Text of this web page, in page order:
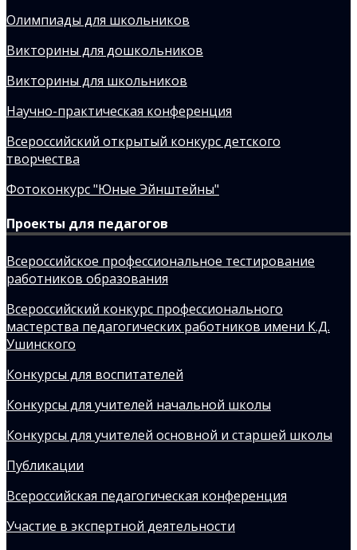
Олимпиады для школьников
Викторины для дошкольников
Викторины для школьников
Научно-практическая конференция
Всероссийский открытый конкурс детского
творчества
Фотоконкурс "Юные Эйнштейны"
Проекты для педагогов
Всероссийское профессиональное тестирование
работников образования
Всероссийский конкурс профессионального
мастерства педагогических работников имени К.Д.
Ушинского
Конкурсы для воспитателей
Конкурсы для учителей начальной школы
Конкурсы для учителей основной и старшей школы
Публикации
Всероссийская педагогическая конференция
Участие в экспертной деятельности